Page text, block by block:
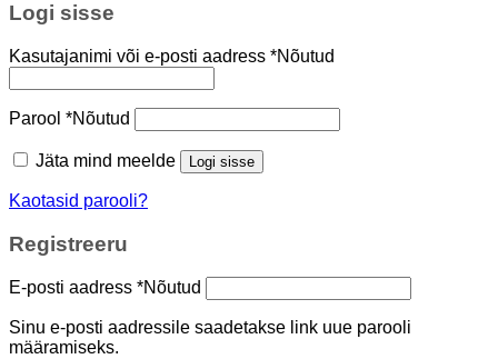
Logi sisse
Kasutajanimi või e-posti aadress *Nõutud
Parool *Nõutud
Jäta mind meelde Logi sisse
Kaotasid parooli?
Registreeru
E-posti aadress *Nõutud
Sinu e-posti aadressile saadetakse link uue parooli
määramiseks.